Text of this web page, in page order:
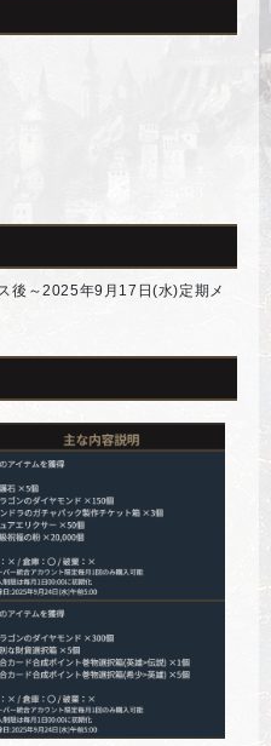
後～2025年9月17日(水)定期メ